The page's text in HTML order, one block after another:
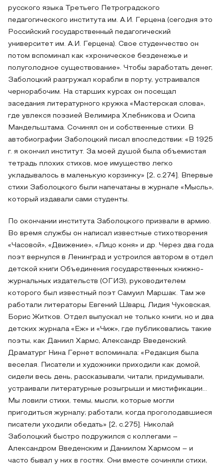
русского языка Третьего Петроградского
педагогического института им. А.И. Герцена (сегодня это
Российский государственный педагогический
университет им. А.И. Герцена). Свое студенчество он
потом вспоминал как «хроническое безденежье и
полуголодное существование». Чтобы заработать денег,
Заболоцкий разгружал корабли в порту, устраивался
чернорабочим. На старших курсах он посещал
заседания литературного кружка «Мастерская слова»,
где увлекся поэзией Велимира Хлебникова и Осипа
Мандельштама. Сочинял он и собственные стихи. В
автобиографии Заболоцкий писал впоследствии: «В 1925
г. я окончил институт. За моей душой была объемистая
тетрадь плохих стихов, мое имущество легко
укладывалось в маленькую корзинку» [2, c.274]. Впервые
стихи Заболоцкого были напечатаны в журнале «Мысль»,
который издавали сами студенты.
По окончании института Заболоцкого призвали в армию.
Во время службы он написал известные стихотворения
«Часовой», «Движение», «Лицо коня» и др. Через два года
поэт вернулся в Ленинград и устроился автором в отдел
детской книги Объединения государственных книжно-
журнальных издательств (ОГИЗ), руководителем
которого был известный поэт Самуил Маршак. Там же
работали литераторы Евгений Шварц, Лидия Чуковская,
Борис Житков. Отдел выпускал не только книги, но и два
детских журнала «Еж» и «Чиж», где публиковались такие
поэты, как Даниил Хармс, Александр Введенский.
Драматург Нина Гернет вспоминала: «Редакция была
веселая. Писатели и художники приходили как домой,
сидели весь день, рассказывали, читали, придумывали,
устраивали литературные розыгрыши и мистификации…
Мы ловили стихи, темы, мысли, которые могли
пригодиться журналу; работали, когда проголодавшиеся
писатели уходили обедать» [2, c.275]. Николай
Заболоцкий быстро подружился с коллегами –
Александром Введенским и Даниилом Хармсом – и
часто бывал у них в гостях. Они вместе сочиняли стихи,